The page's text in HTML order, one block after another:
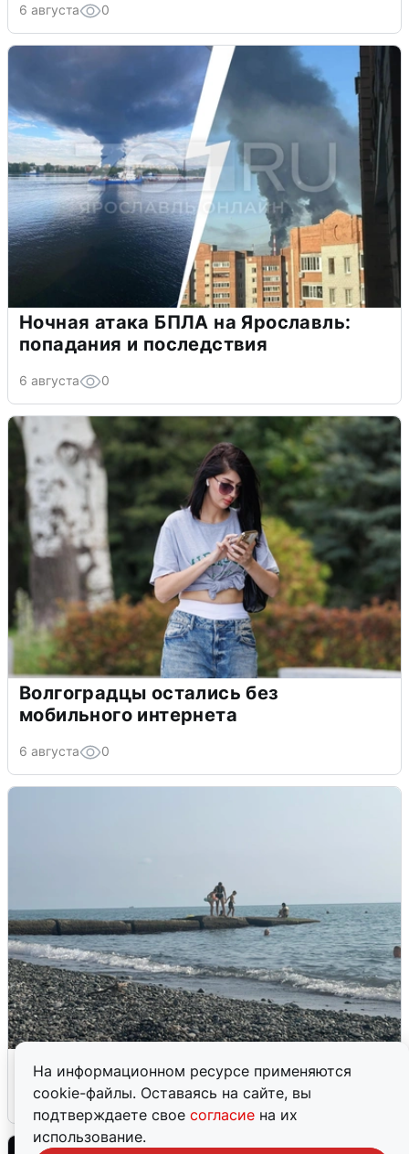
На информационном ресурсе применяются
cookie-файлы. Оставаясь на сайте, вы
подтверждаете свое согласие на их
использование.
6 августа 0
Ночная атака БПЛА на Ярославль:
попадания и последствия
6 августа 0
Волгоградцы остались без
мобильного интернета
6 августа 0
Сирены в Сочи: новая угроза БПЛА
6 августа 0